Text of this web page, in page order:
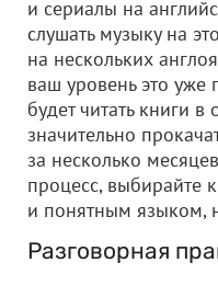
и сериалы на
слушать музыку на
на нескольких
ваш уровень это уже
будет читать книги
значительно
за несколько
процесс, выбирайте
и понятным языком,
Разговорная